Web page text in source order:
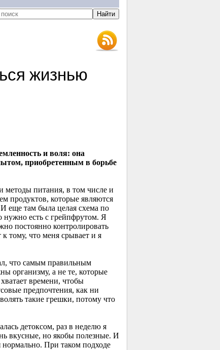
жизнью
и воля: она
приобретенным в борьбе
методы питания, в том числе и
продуктов, которые являются
еще там была целая схема по
нужно есть с грейпфрутом. Я
постоянно контролировать
тому, что меня срывает и я
что самым правильным
организму, а не те, которые
времени, чтобы
предпочтения, как ни
такие грешки, потому что
детоксом, раз в неделю я
вкусные, но якобы полезные. И
нормально. При таком подходе